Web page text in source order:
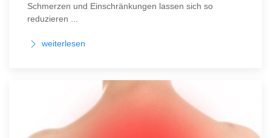
Schmerzen und Einschränkungen lassen sich so
reduzieren ...
weiterlesen